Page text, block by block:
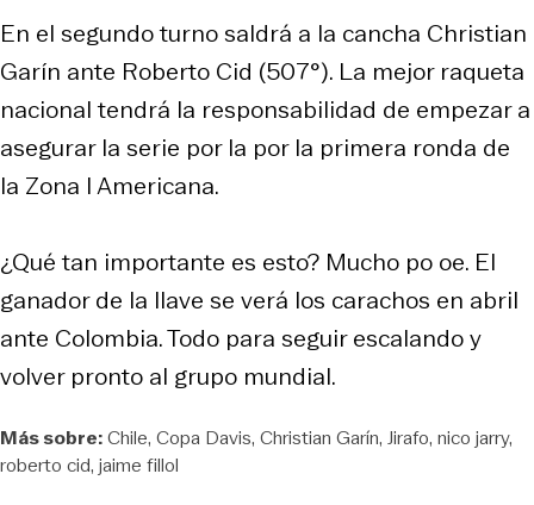
En el segundo turno saldrá a la cancha Christian
Garín ante Roberto Cid (507°). La mejor raqueta
nacional tendrá la responsabilidad de empezar a
asegurar la serie por la por la primera ronda de
la Zona I Americana.
¿Qué tan importante es esto? Mucho po oe. El
ganador de la llave se verá los carachos en abril
ante Colombia. Todo para seguir escalando y
volver pronto al grupo mundial.
Más sobre:Chile Copa Davis Christian Garín Jirafo nico jarry
roberto cid jaime fillol